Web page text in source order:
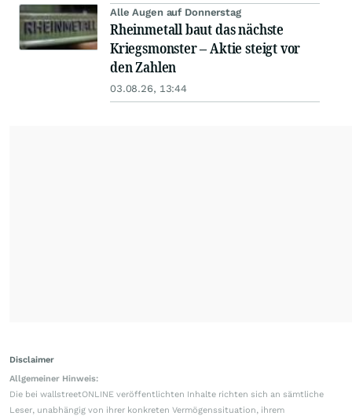
Alle Augen auf Donnerstag
Rheinmetall baut das nächste
Kriegsmonster – Aktie steigt vor
den Zahlen
03.08.26, 13:44
Disclaimer
Allgemeiner Hinweis:
Die bei wallstreetONLINE veröffentlichten Inhalte richten sich an sämtliche
Leser, unabhängig von ihrer konkreten Vermögenssituation, ihrem